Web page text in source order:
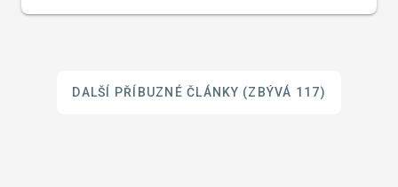
DALŠÍ PŘÍBUZNÉ ČLÁNKY (ZBÝVÁ 117)